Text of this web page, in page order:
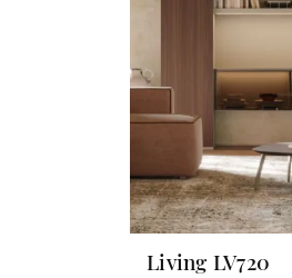
Living LV720